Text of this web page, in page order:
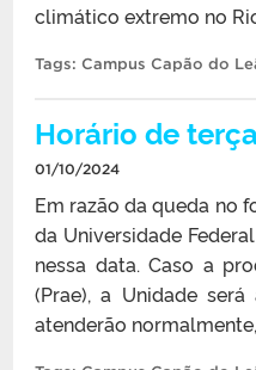
climático extremo no
Tags: Campus Capão do
Horário de
01/10/2024
Em razão da queda no
da Universidade
nessa data. Caso a
(Prae), a Unidade
atenderão normalmente,